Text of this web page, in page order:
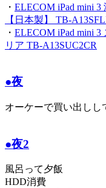
・ ELECOM iPad mini
【日本製】 TB-
・ ELECOM iPad mini
リア TB-A13SUC2CR
●夜
オーケーで買い出しし
●夜2
風呂って夕飯
HDD消費